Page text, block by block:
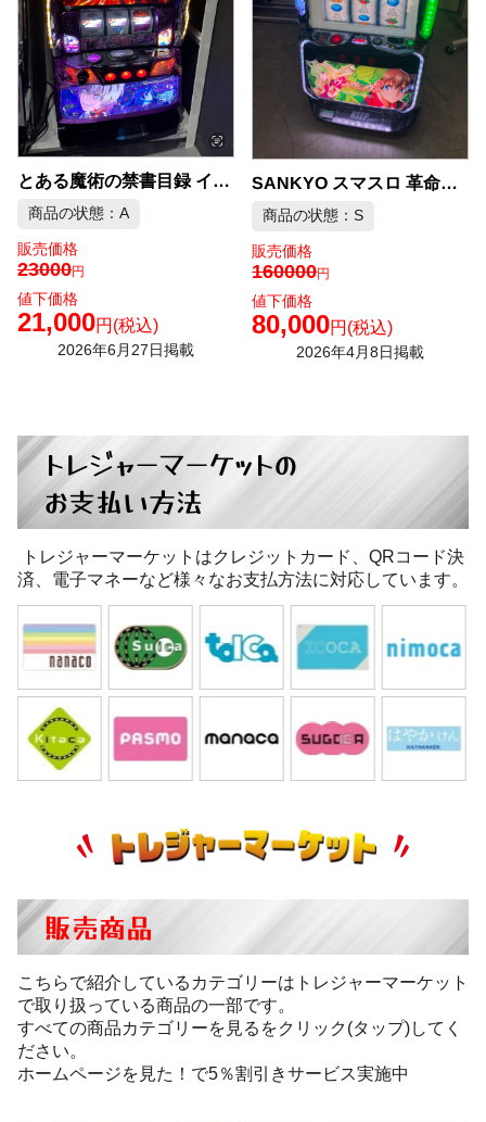
とある魔術の禁書目録 インデックス パチスロ機 スマスロ アクセラレーター 一方通行 パチスロ 中古品販売
商品の状態：A
販売価格
23000円
値下価格
21,000円 (税込)
2026年6月27日掲載
SANKYO スマスロ 革命機 ヴァルヴレイヴ2 実機 中古品販売
商品の状態：S
販売価格
160000円
値下価格
80,000円 (税込)
2026年4月8日掲載
トレジャーマーケットの
お支払い方法
トレジャーマーケットはクレジットカード、QRコード決
済、電子マネーなど様々なお支払方法に対応しています。
販売商品
こちらで紹介しているカテゴリーはトレジャーマーケット
で取り扱っている商品の一部です。
すべての商品カテゴリーを見るをクリック(タップ)してく
ださい。
ホームページを見た！で5％割引きサービス実施中